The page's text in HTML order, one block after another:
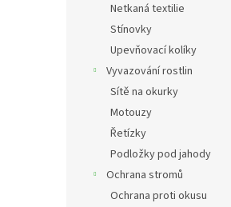
Netkaná textilie
Stínovky
Upevňovací kolíky
Vyvazování rostlin
Sítě na okurky
Motouzy
Řetízky
Podložky pod jahody
Ochrana stromů
Ochrana proti okusu